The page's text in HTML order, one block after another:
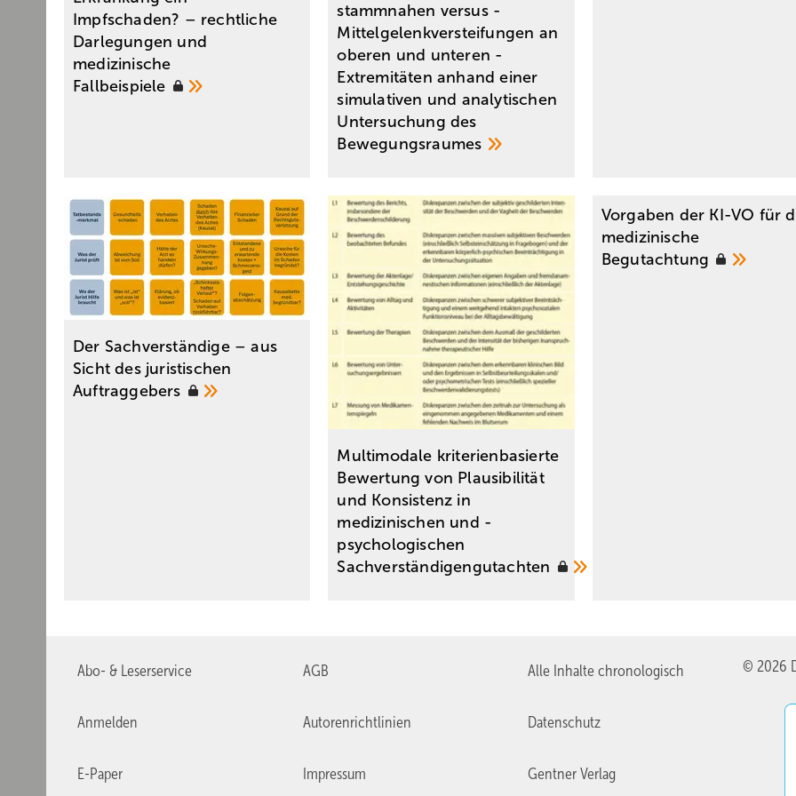
Impfschaden? – rechtliche
Darlegungen und
medizinische
Fallbeispiele
stammnahen versus ­
Mittelgelenkversteifungen an
oberen und unteren ­
Extremitäten anhand einer
simulativen und analytischen
Untersuchung des
Bewegungsraumes
Der Sachverständige – aus
Sicht des juristischen
Auftraggebers
Multimodale kriterienbasierte
Bewertung von Plausibilität
und Konsistenz in
medizinischen und ­
psychologischen
Sachverständigengutachten
Vorgaben der KI-VO für
medizinische
Begutachtung
Abo- & Leserservice AGB Alle Inhalte chronologisch
Anmelden Autorenrichtlinien Datenschutz
E-Paper Impressum Gentner Verlag
© 2026